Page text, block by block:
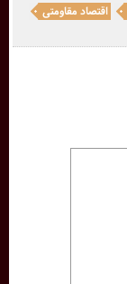
اقتصاد مقاومتی